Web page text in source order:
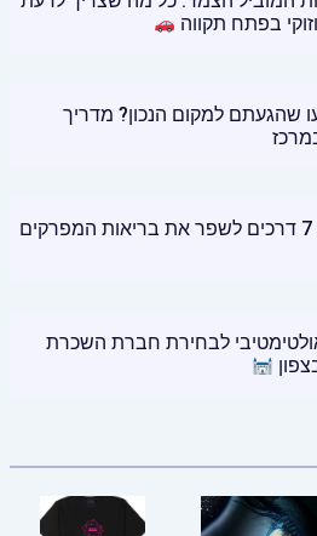
בפתח תקווה
שהגעתם למקום הנכון? מדריך
קולגן טבעי: 7 דרכים לשפר את בריאות המפרקים
לבחירת חברת השכרת